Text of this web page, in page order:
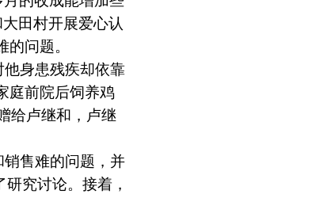
田村开展爱心认
问题。
身患残疾却依靠
庭前院后饲养鸡
给卢继和，卢继
售难的问题，并
究讨论。接着，